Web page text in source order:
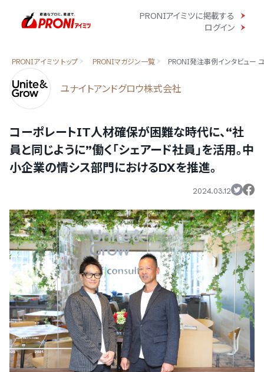
ログイン
PRONIアイミツに掲載する
PRONIアイミツ トップ PRONIマガジン一覧 PRONI発注事例インタビュー
ユナイトアンドグロウ株式会社
コーポレートIT人材確保が困難な時代に、“社
員と同じように”働く「シェアード社員」を活用。中
小企業の情シス部門におけるDXを推進。
2024.03.12